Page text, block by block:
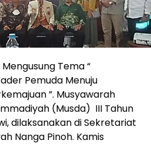
Mengusung Tema “
Pemuda Menuju
”. Musyawarah
(Musda) III Tahun
dilaksanakan di Sekretariat
Nanga Pinoh. Kamis